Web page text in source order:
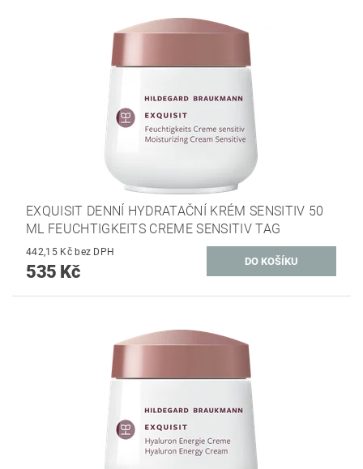
EXQUISIT DENNÍ HYDRATAČNÍ KRÉM SENSITIV 50
ML FEUCHTIGKEITS CREME SENSITIV TAG
442,15 Kč bez DPH
535 Kč